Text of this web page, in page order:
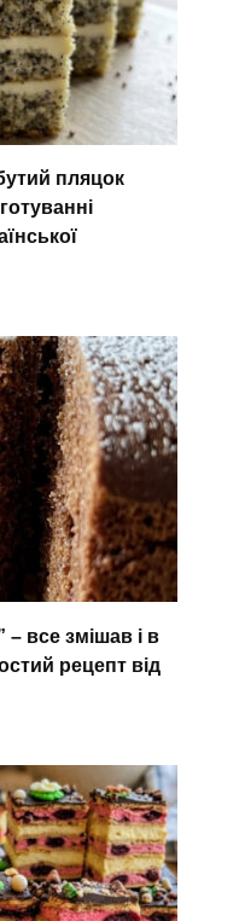
пляцок
все змішав і в
рецепт від